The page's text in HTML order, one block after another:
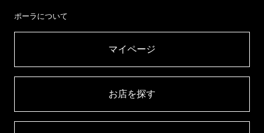
ポーラについて
マイページ​
お店を探す​